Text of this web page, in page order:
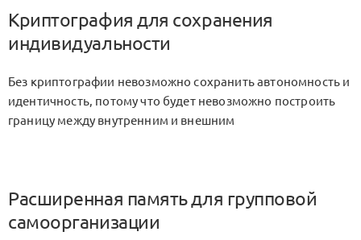
Криптография для сохранения
индивидуальности
Без криптографии невозможно сохранить автономность и
идентичность, потому что будет невозможно построить
границу между внутренним и внешним
Расширенная память для групповой
самоорганизации